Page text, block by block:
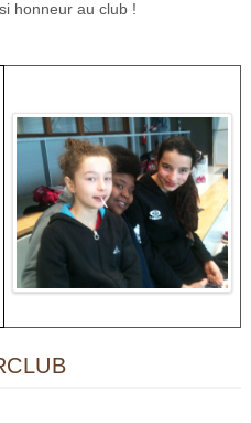
honneur au club !